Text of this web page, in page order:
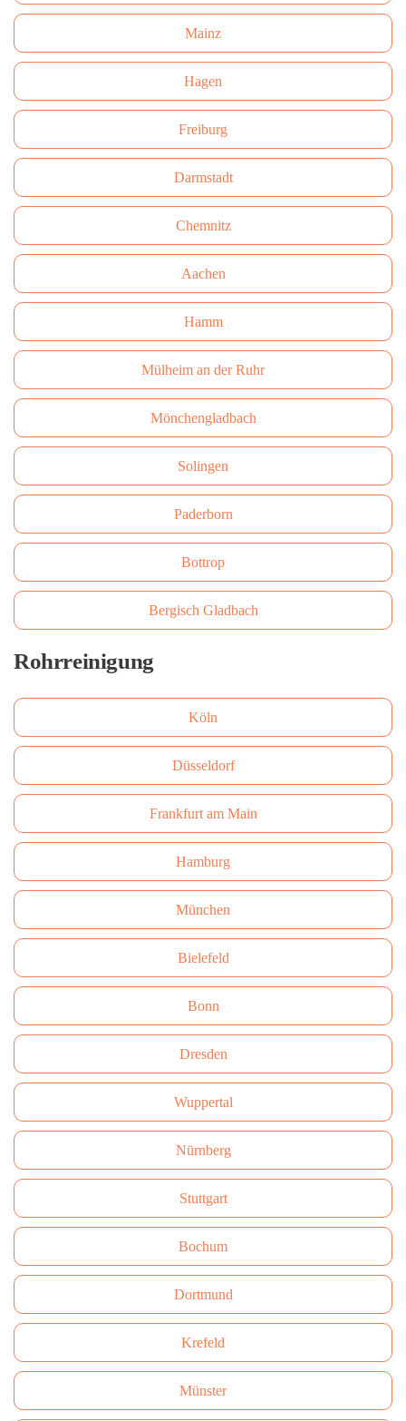
Mainz
Hagen
Freiburg
Darmstadt
Сhemnitz
Aachen
Hamm
Mülheim an der Ruhr
Mönchengladbach
Solingen
Paderborn
Bottrop
Bergisch Gladbach
Rohrreinigung
Köln
Düsseldorf
Frankfurt am Main
Hamburg
München
Bielefeld
Bonn
Dresden
Wuppertal
Nürnberg
Stuttgart
Bochum
Dortmund
Krefeld
Münster